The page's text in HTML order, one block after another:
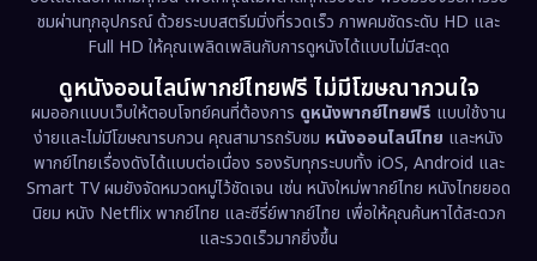
Dystopian (17)
Emotional (61)
Epic มหากาพย์ (221)
Erotic (36)
ชมผ่านทุกอุปกรณ์ ด้วยระบบสตรีมมิ่งที่รวดเร็ว ภาพคมชัดระดับ HD และ
Full HD ให้คุณเพลิดเพลินกับการดูหนังได้แบบไม่มีสะดุด
ดูหนังออนไลน์พากย์ไทยฟรี ไม่มีโฆษณากวนใจ
ผมออกแบบเว็บให้ตอบโจทย์คนที่ต้องการ ดูหนังพากย์ไทยฟรี แบบใช้งาน
ง่ายและไม่มีโฆษณารบกวน คุณสามารถรับชม หนังออนไลน์ไทย และหนัง
พากย์ไทยเรื่องดังได้แบบต่อเนื่อง รองรับทุกระบบทั้ง iOS, Android และ
Smart TV ผมยังจัดหมวดหมู่ไว้ชัดเจน เช่น หนังใหม่พากย์ไทย หนังไทยยอด
นิยม หนัง Netflix พากย์ไทย และซีรี่ย์พากย์ไทย เพื่อให้คุณค้นหาได้สะดวก
และรวดเร็วมากยิ่งขึ้น